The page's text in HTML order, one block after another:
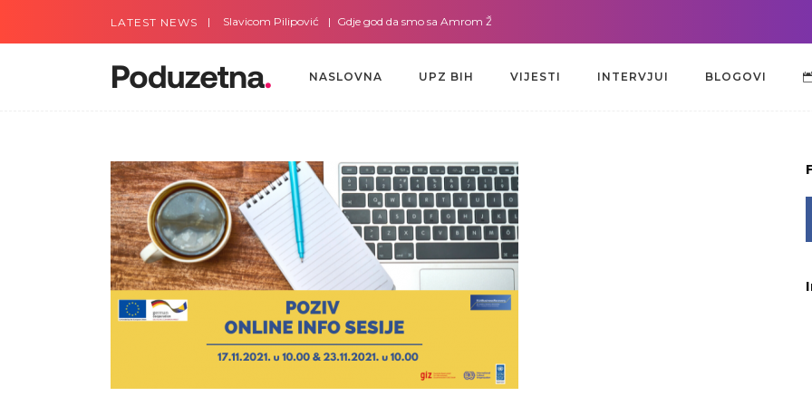
LATEST NEWS
Gdje god da smo sa Slavicom Pilipović Gdje god da smo sa Amrom Žužić-Bećirbegović
NASLOVNA UPZ BIH VIJESTI INTERVJUI BLOGOVI
NASLOVNA UPZ BIH